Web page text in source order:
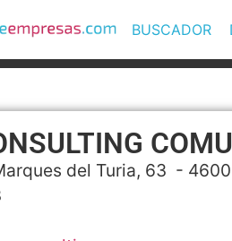
BUSCADOR
del Turia, 63 -